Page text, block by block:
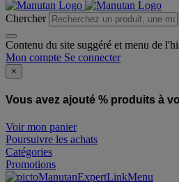
Chercher
Contenu du site suggéré et menu de
Mon compte Se connecter
×
Vous avez ajouté % produits à
Voir mon panier
Poursuivre les achats
Catégories
Promotions